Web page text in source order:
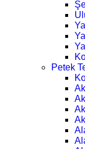
Petek